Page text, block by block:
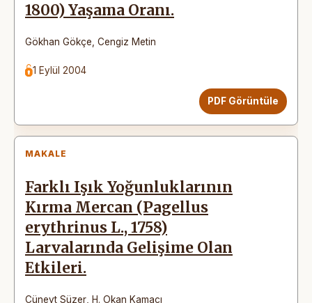
1800) Yaşama Oranı.
Gökhan Gökçe Cengiz Metin
1 Eylül 2004
PDF Görüntüle
MAKALE
Farklı Işık Yoğunluklarının
Kırma Mercan (Pagellus
erythrinus L., 1758)
Larvalarında Gelişime Olan
Etkileri.
Cüneyt Süzer H. Okan Kamacı